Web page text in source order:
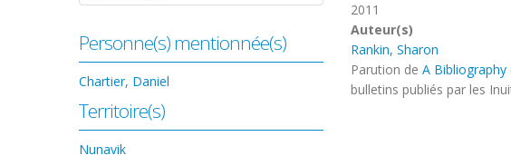
Personne(s) mentionnée(s)
Chartier, Daniel
Territoire(s)
Nunavik
2011
Auteur(s)
Rankin, Sharon
Parution de A Bibliography
bulletins publiés par les